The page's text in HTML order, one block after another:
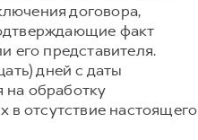
договора,
факт
его представителя.
дней с даты
на обработку
отсутствие настоящего